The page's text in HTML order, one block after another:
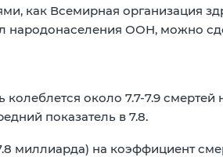
как Всемирная организация
народонаселения ООН, можно
колеблется около 7.7-7.9 смертей
показатель в 7.8.
миллиарда) на коэффициент